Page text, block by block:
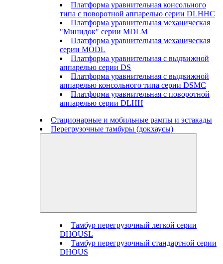
Платформа уравнительная консольного
типа с поворотной аппарелью серии DLHHC
Платформа уравнительная механическая
"Минидок" серии MDLM
Платформа уравнительная механическая
серии MODL
Платформа уравнительная с выдвижной
аппарелью серии DS
Платформа уравнительная с выдвижной
аппарелью консольного типа серии DSMC
Платформа уравнительная с поворотной
аппарелью серии DLHH
Стационарные и мобильные рампы и эстакады
Перегрузочные тамбуры (докхаусы)
Тамбур перегрузочный легкой серии
DHOUSL
Тамбур перегрузочный стандартной серии
DHOUS